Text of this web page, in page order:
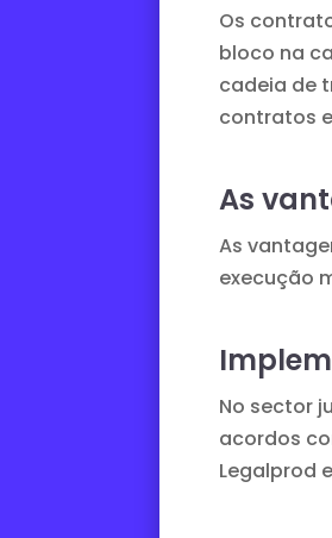
Os
bloco na
cadeia de
contratos
As
As
execução
No sector
acordos
Legalprod